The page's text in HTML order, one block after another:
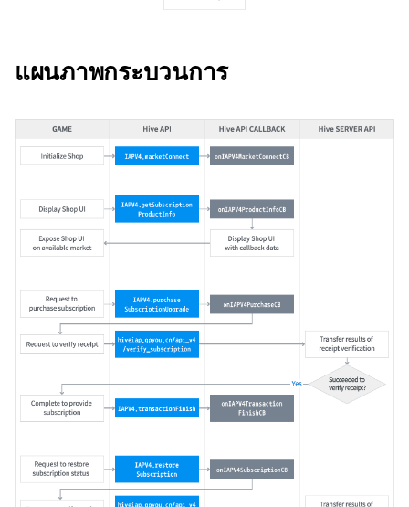
แผนภาพกระบวนการ